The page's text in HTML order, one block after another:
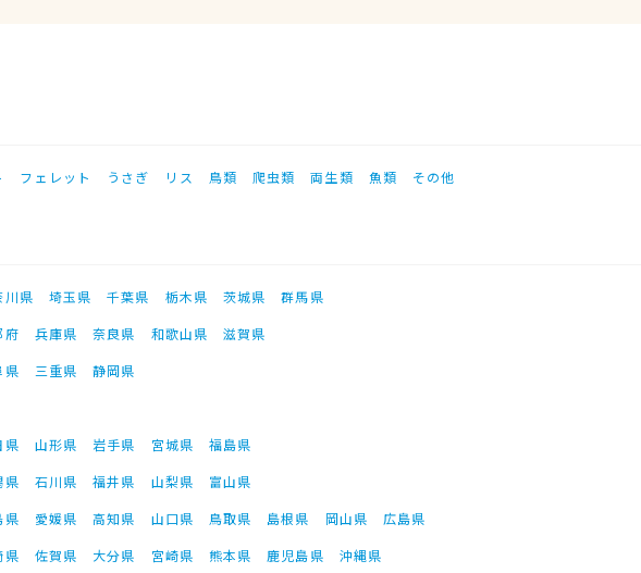
フェレット うさぎ リス 鳥類 爬虫類 両生類 魚類 その他
川県 埼玉県 千葉県 栃木県 茨城県
群馬県
府 兵庫県 奈良県 和歌山県
滋賀県
県 三重県
静岡県
県 山形県 岩手県 宮城県
福島県
県 石川県 福井県 山梨県
富山県
県 愛媛県 高知県 山口県 鳥取県 島根県 岡山県
広島県
県 佐賀県 大分県 宮崎県 熊本県 鹿児島県 沖縄県